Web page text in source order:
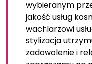
wybieranym
jakość usług
wachlarzowi
stylizacja
zadowolenie i